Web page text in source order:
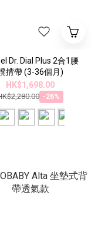
Dr. Dial Plus 2合1腰
揹帶 (3-36個月)
HK$1,698.00
-26%